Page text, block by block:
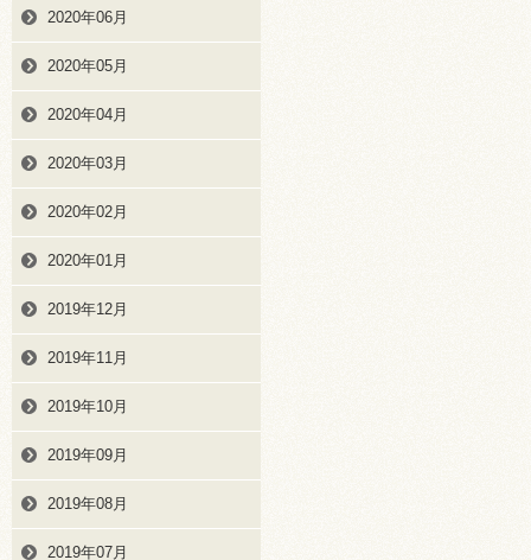
2020年06月
2020年05月
2020年04月
2020年03月
2020年02月
2020年01月
2019年12月
2019年11月
2019年10月
2019年09月
2019年08月
2019年07月